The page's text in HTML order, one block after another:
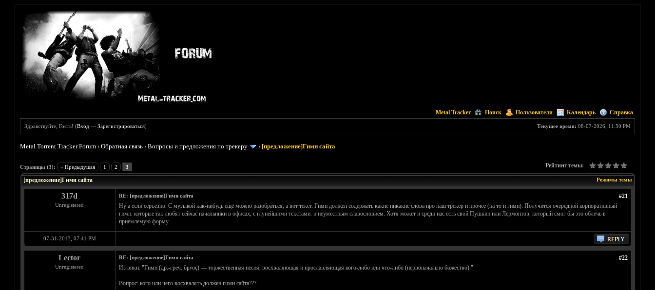
Metal Tracker Поиск Пользователи Календарь Справка
Текущее время: 08-07-2026, 11:50 PM
Здравствуйте, Гость! (Вход —Зарегистрироваться)
Metal Torrent Tracker Forum ›Обратная связь ›Вопросы и предложения по трекеру › [предложение]Гимн сайта
Страницы (3): « Предыдущая 1 2 3 Рейтинг темы:
Голосов: 0 - Средняя оценка: 0
1
2
3
4
5
Режимы темы
[предложение]Гимн сайта
317d
Unregistered
#21
RE: [предложение]Гимн сайта
Ну а если серъёзно. С музыкой как-нибудь ещё можно разобраться, а вот текст. Гимн должен содержать какие никакие слова про наш трекер и прочее (на то и гимн). Получится очередной корпоративный
гимн. которые так любят сейчас начальники в офисах, с глупейшими текстами. и неуместным славословием. Хотя может и среди нас есть свой Пушкин или Лермонтов, который смог бы это облечь в
приемлемую форму.
07-31-2013, 07:41 PM
Lector
Unregistered
#22
RE: [предложение]Гимн сайта
Из вики: "Гимн (др.-греч. ὕμνος) — торжественная песня, восхваляющая и прославляющая кого-либо или что-либо (первоначально божество)."
Вопрос: кого или чего восхвалять должен гимн сайта???